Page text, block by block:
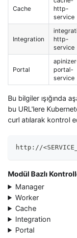
Cache
http-
service
Integration
http-
service
Portal
portal-
service
Bu bilgiler ışığında
bu URL'lere
curl atılarak kontrol
http://<
Modül Bazlı
Manager
Worker
Cache
Integration
Portal